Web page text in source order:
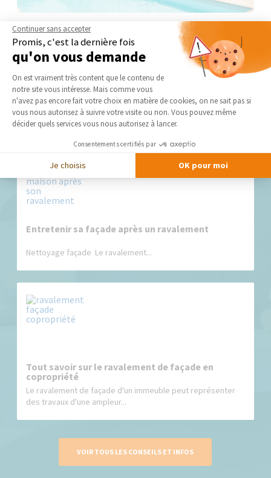
Nos derniers conseils et actus
Entretenir sa façade après un ravalement
Nettoyage façade Le ravalement...
Tout savoir sur le ravalement de façade en
copropriété
Le ravalement de façade d'un immeuble peut représenter
des travaux d'une ampleur...
VOIR TOUS LES CONSEILS ET INFOS
Continuer sans accepter
Promis, c'est la dernière fois
qu'on vous demande
Plateforme de Gestion du
On est vraiment très content que le contenu de
notre site vous intéresse. Mais comme vous
n'avez pas encore fait votre choix en matière de cookies, on ne sait pas si
vous nous autorisez à suivre votre visite ou non. Vous pouvez même
décider quels services vous nous autorisez à lancer.
Consentements certifiés par
Je choisis OK pour moi
Axeptio consent